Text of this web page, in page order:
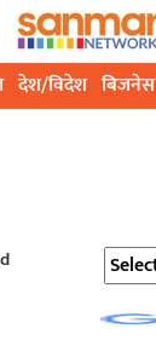
देश/विदेश बिजनेस